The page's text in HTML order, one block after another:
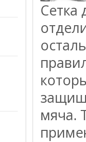
Сетка
мяча.